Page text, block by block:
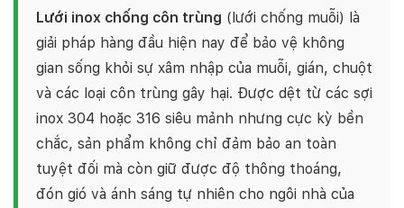
Lưới inox chống côn trùng (lưới chống muỗi) là
giải pháp hàng đầu hiện nay để bảo vệ không
gian sống khỏi sự xâm nhập của muỗi, gián, chuột
và các loại côn trùng gây hại. Được dệt từ các sợi
inox 304 hoặc 316 siêu mảnh nhưng cực kỳ bền
chắc, sản phẩm không chỉ đảm bảo an toàn
tuyệt đối mà còn giữ được độ thông thoáng,
đón gió và ánh sáng tự nhiên cho ngôi nhà của